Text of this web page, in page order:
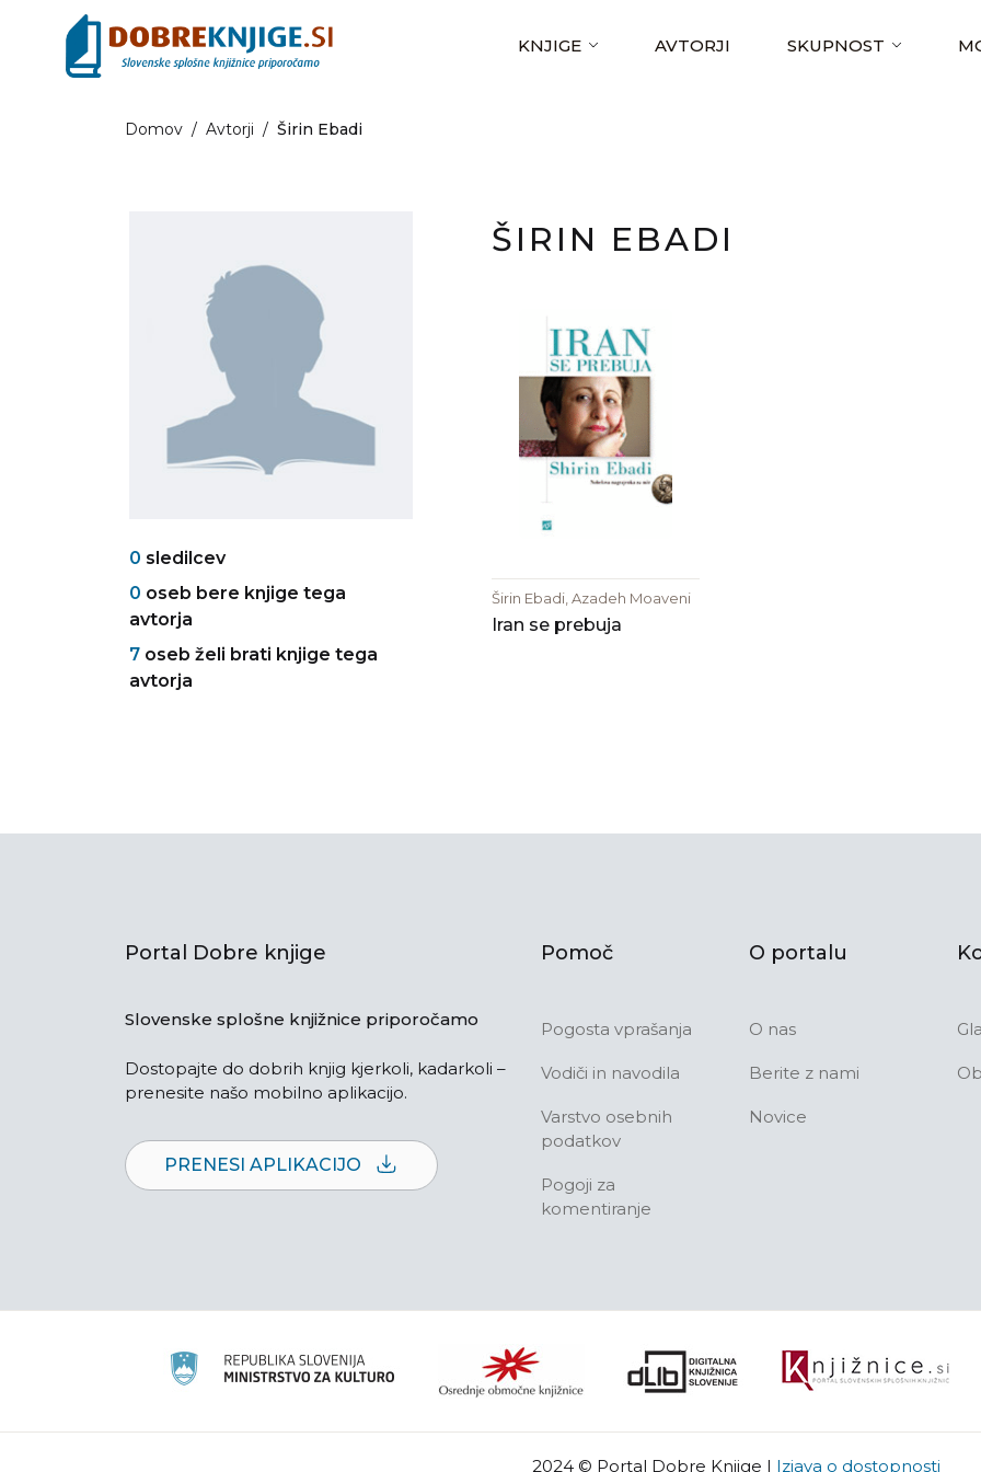
KNJIGE AVTORJI SKUPNOST
Domov / Avtorji / Širin Ebadi
0 sledilcev
0 oseb bere knjige tega
avtorja
7 oseb želi brati knjige tega
avtorja
ŠIRIN EBADI
Širin Ebadi, Azadeh Moaveni
Iran se prebuja
Portal Dobre knjige
Slovenske splošne knjižnice priporočamo
Dostopajte do dobrih knjig kjerkoli, kadarkoli –
prenesite našo mobilno aplikacijo.
PRENESI APLIKACIJO
Pomoč
Pogosta vprašanja
Vodiči in navodila
Varstvo osebnih
podatkov
Pogoji za
komentiranje
O portalu
O nas
Berite z nami
Novice
2024 © Portal Dobre Knjige | Izjava o dostopnosti